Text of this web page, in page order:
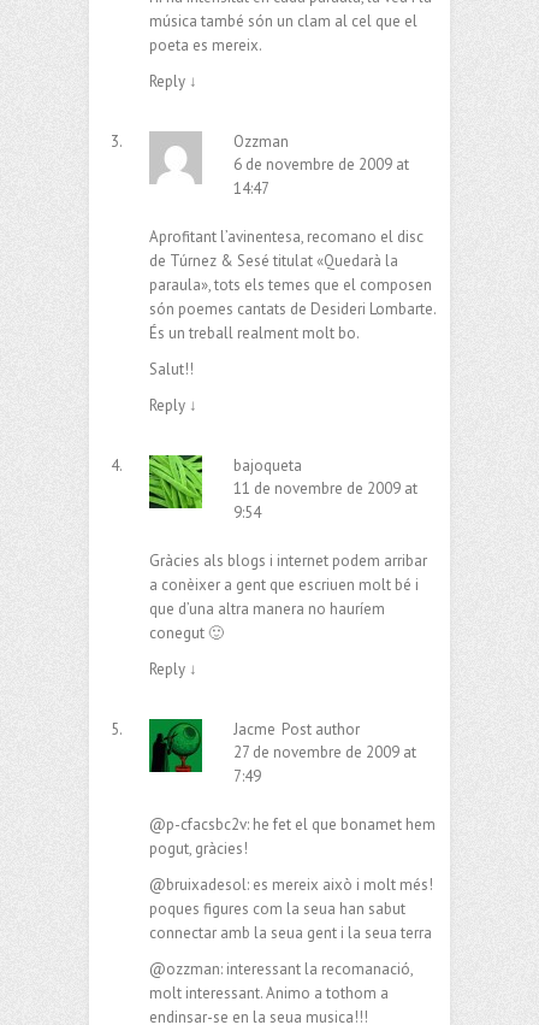
música també són un clam al cel que el
poeta es mereix.
Reply ↓
Ozzman
6 de novembre de 2009 at
14:47
Aprofitant l’avinentesa, recomano el disc
de Túrnez & Sesé titulat «Quedarà la
paraula», tots els temes que el composen
són poemes cantats de Desideri Lombarte.
És un treball realment molt bo.
Salut!!
Reply ↓
bajoqueta
11 de novembre de 2009 at
9:54
Gràcies als blogs i internet podem arribar
a conèixer a gent que escriuen molt bé i
que d’una altra manera no hauríem
conegut 🙂
Reply ↓
Jacme Post author
27 de novembre de 2009 at
7:49
@p-cfacsbc2v: he fet el que bonamet hem
pogut, gràcies!
@bruixadesol: es mereix això i molt més!
poques figures com la seua han sabut
connectar amb la seua gent i la seua terra
@ozzman: interessant la recomanació,
molt interessant. Animo a tothom a
endinsar-se en la seua musica!!!